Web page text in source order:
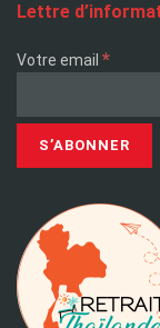
Lettre
Votre email *